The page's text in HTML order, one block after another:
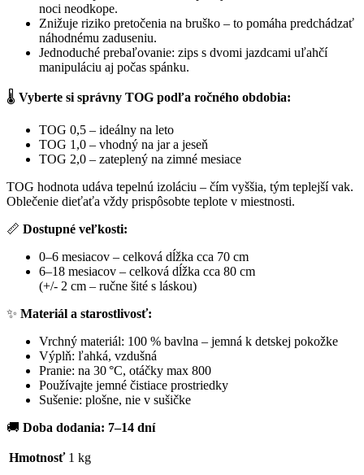
noci neodkope.
Znižuje riziko pretočenia na bruško – to pomáha predchádzať
náhodnému zaduseniu.
Jednoduché prebaľovanie: zips s dvomi jazdcami uľahčí
manipuláciu aj počas spánku.
🌡️ Vyberte si správny TOG podľa ročného obdobia:
TOG 0,5 – ideálny na leto
TOG 1,0 – vhodný na jar a jeseň
TOG 2,0 – zateplený na zimné mesiace
TOG hodnota udáva tepelnú izoláciu – čím vyššia, tým teplejší vak.
Oblečenie dieťaťa vždy prispôsobte teplote v miestnosti.
📏 Dostupné veľkosti:
0–6 mesiacov – celková dĺžka cca 70 cm
6–18 mesiacov – celková dĺžka cca 80 cm
(+/- 2 cm – ručne šité s láskou)
✨ Materiál a starostlivosť:
Vrchný materiál: 100 % bavlna – jemná k detskej pokožke
Výplň: ľahká, vzdušná
Pranie: na 30 °C, otáčky max 800
Používajte jemné čistiace prostriedky
Sušenie: plošne, nie v sušičke
🚚 Doba dodania: 7–14 dní
Hmotnosť 1 kg